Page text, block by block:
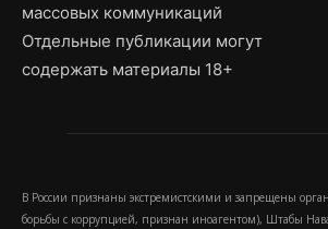
массовых коммуникаций
Отдельные публикации могут
содержать материалы 18+
В России признаны экстремистскими и запрещены
борьбы с коррупцией, признан иноагентом), Штабы